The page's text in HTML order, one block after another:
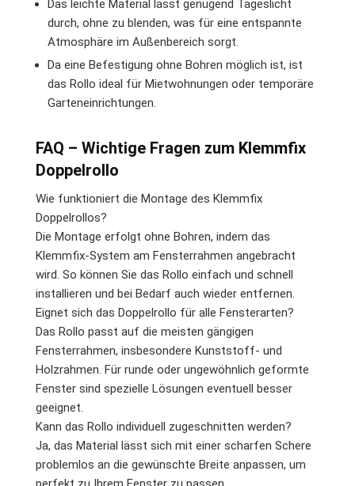
Das leichte Material lässt genügend Tageslicht
durch, ohne zu blenden, was für eine entspannte
Atmosphäre im Außenbereich sorgt.
Da eine Befestigung ohne Bohren möglich ist, ist
das Rollo ideal für Mietwohnungen oder temporäre
Garteneinrichtungen.
FAQ – Wichtige Fragen zum Klemmfix
Doppelrollo
Wie funktioniert die Montage des Klemmfix
Doppelrollos?
Die Montage erfolgt ohne Bohren, indem das
Klemmfix-System am Fensterrahmen angebracht
wird. So können Sie das Rollo einfach und schnell
installieren und bei Bedarf auch wieder entfernen.
Eignet sich das Doppelrollo für alle Fensterarten?
Das Rollo passt auf die meisten gängigen
Fensterrahmen, insbesondere Kunststoff- und
Holzrahmen. Für runde oder ungewöhnlich geformte
Fenster sind spezielle Lösungen eventuell besser
geeignet.
Kann das Rollo individuell zugeschnitten werden?
Ja, das Material lässt sich mit einer scharfen Schere
problemlos an die gewünschte Breite anpassen, um